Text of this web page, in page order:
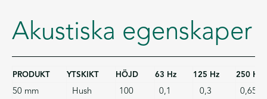
Akustiska egenskaper
PRODUKT YTSKIKT HÖJD 63 Hz 125 Hz 250 Hz
50 mm Hush 100 0,1 0,3 0,65